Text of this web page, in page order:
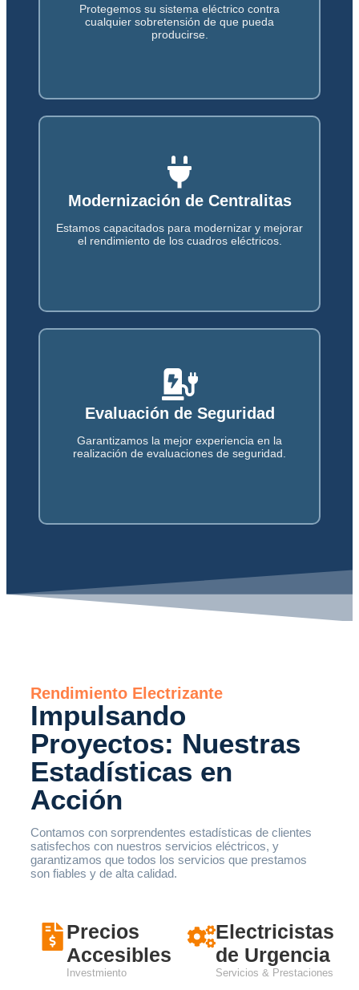
Protegemos su sistema eléctrico contra
cualquier sobretensión de que pueda
producirse.
garantizar que todos los sistemas eléctricos
funcionan correctamente.
Modernización de Centralitas
Estamos capacitados para modernizar y mejorar
el rendimiento de los cuadros eléctricos.
Actualizaciones de Paneles
actualizar cuadros eléctricos.
Evaluación de Seguridad
Garantizamos la mejor experiencia en la
realización de evaluaciones de seguridad.
Servicios de Generadores
para múltiples propósitos y escalas.
Rendimiento Electrizante
Impulsando
Proyectos: Nuestras
Estadísticas en
Acción
Contamos con sorprendentes estadísticas de clientes
satisfechos con nuestros servicios eléctricos, y
garantizamos que todos los servicios que prestamos
son fiables y de alta calidad.
Precios
Accesibles
Investmiento
Electricistas
de Urgencia
Servicios & Prestaciones